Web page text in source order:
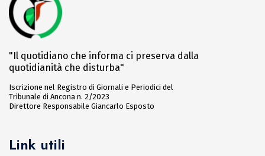
"Il quotidiano che informa ci preserva dalla
quotidianità che disturba"
Iscrizione nel Registro di Giornali e Periodici del
Tribunale di Ancona n. 2/2023
Direttore Responsabile Giancarlo Esposto
Link utili